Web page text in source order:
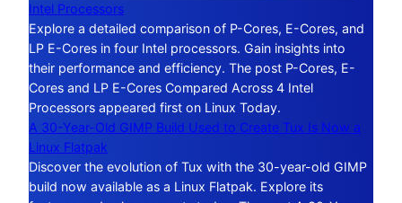
Intel Processors
Explore a detailed comparison of P-Cores, E-Cores, and
LP E-Cores in four Intel processors. Gain insights into
their performance and efficiency. The post P-Cores, E-
Cores and LP E-Cores Compared Across 4 Intel
Processors appeared first on Linux Today.
A 30-Year-Old GIMP Build Used to Create Tux Is Now a
Linux Flatpak
Discover the evolution of Tux with the 30-year-old GIMP
build now available as a Linux Flatpak. Explore its